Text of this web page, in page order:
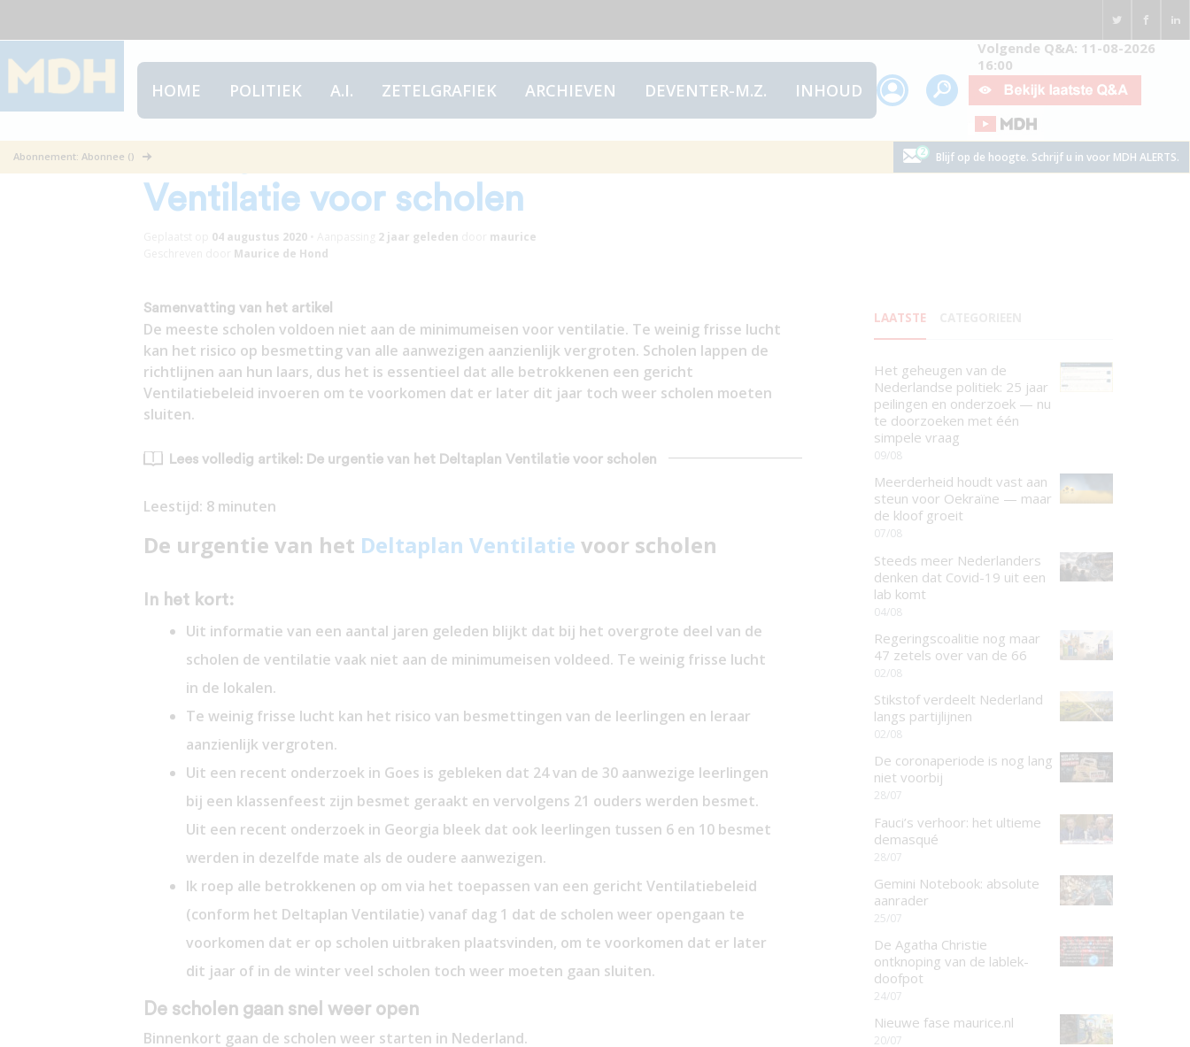
HOME POLITIEK A.I. ZETELGRAFIEK ARCHIEVEN DEVENTER-M.Z. INHOUD
Volgende Q&A: 11-08-2026
16:00
Abonnement: Abonnee () Blijf op de hoogte. Schrijf u in voor MDH ALERTS.
De urgentie van het Deltaplan
Ventilatie voor scholen
04 augustus 2020• 2 jaar geleden
maurice
Maurice de Hond
Samenvatting van het artikel
De meeste scholen voldoen niet aan de minimumeisen voor ventilatie. Te weinig frisse lucht
kan het risico op besmetting van alle aanwezigen aanzienlijk vergroten. Scholen lappen de
richtlijnen aan hun laars, dus het is essentieel dat alle betrokkenen een gericht
Ventilatiebeleid invoeren om te voorkomen dat er later dit jaar toch weer scholen moeten
sluiten.
Lees volledig artikel: De urgentie van het Deltaplan Ventilatie voor scholen
Leestijd: 8 minuten
De urgentie van het Deltaplan Ventilatie voor scholen
In het kort:
Uit informatie van een aantal jaren geleden blijkt dat bij het overgrote deel van de
scholen de ventilatie vaak niet aan de minimumeisen voldeed. Te weinig frisse lucht
in de lokalen.
Te weinig frisse lucht kan het risico van besmettingen van de leerlingen en leraar
aanzienlijk vergroten.
Uit een recent onderzoek in Goes is gebleken dat 24 van de 30 aanwezige leerlingen
bij een klassenfeest zijn besmet geraakt en vervolgens 21 ouders werden besmet.
Uit een recent onderzoek in Georgia bleek dat ook leerlingen tussen 6 en 10 besmet
werden in dezelfde mate als de oudere aanwezigen.
Ik roep alle betrokkenen op om via het toepassen van een gericht Ventilatiebeleid
(conform het Deltaplan Ventilatie) vanaf dag 1 dat de scholen weer opengaan te
voorkomen dat er op scholen uitbraken plaatsvinden, om te voorkomen dat er later
dit jaar of in de winter veel scholen toch weer moeten gaan sluiten.
De scholen gaan snel weer open
Binnenkort gaan de scholen weer starten in Nederland.
LAATSTE
Het geheugen van de
Nederlandse politiek: 25 jaar
peilingen en onderzoek — nu
te doorzoeken met één
simpele vraag
09/08
Meerderheid houdt vast aan
steun voor Oekraïne — maar
de kloof groeit
07/08
Steeds meer Nederlanders
denken dat Covid-19 uit een
lab komt
04/08
Regeringscoalitie nog maar
47 zetels over van de 66
02/08
Stikstof verdeelt Nederland
langs partijlijnen
02/08
De coronaperiode is nog lang
niet voorbij
28/07
Fauci’s verhoor: het ultieme
demasqué
28/07
Gemini Notebook: absolute
aanrader
25/07
De Agatha Christie
ontknoping van de lablek-
doofpot
24/07
Nieuwe fase maurice.nl
20/07